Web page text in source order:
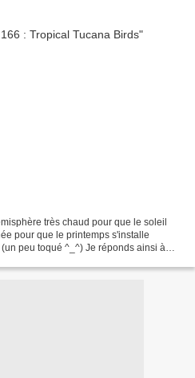
très chaud pour que le soleil
pour que le printemps s'installe
peu toqué ^_^) Je réponds ainsi à